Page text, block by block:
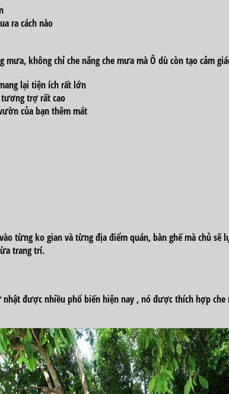
racách nào
mưa, khôngchỉ che nắng che mưa mà Ô dù còn tạo cảm
lại tiện ích rất lớn
tương trợrất cao
của bạn thêm mát
từngkogian và từng địa điểm quán, bàn ghế mà chủ sẽ
trang trí.
nhật được nhiều phổ biến hiện nay , nó đượcthích hợpche